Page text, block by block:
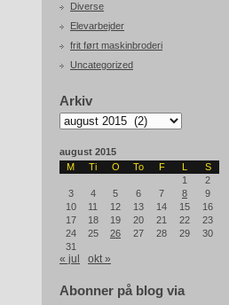
Diverse
Elevarbejder
frit ført maskinbroderi
Uncategorized
Arkiv
Arkiv
august 2015
M
Ti O To F L
S
1
2
3
4 5 6 7 8
9
10
11 12 13 14 15
16
17
18 19 20 21 22
23
24
25 26 27 28 29
30
31
« jul okt »
Abonner på blog via